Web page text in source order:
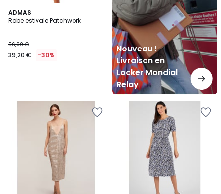
ADMAS
Robe estivale Patchwork
56,00 €
39,20 € -30%
Nouveau !
Livraison en
Locker Mondial
Relay